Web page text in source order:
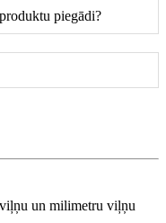
piegādi?
un milimetru viļņu